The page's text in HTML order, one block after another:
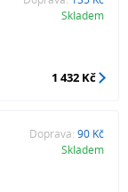
Skladem
1 432 Kč
Doprava: 90 Kč
Skladem